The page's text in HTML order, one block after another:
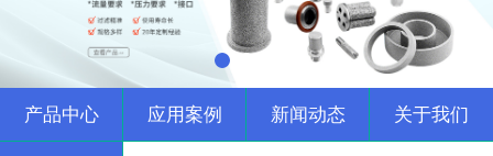
产品中心 应用案例 新闻动态 关于我们